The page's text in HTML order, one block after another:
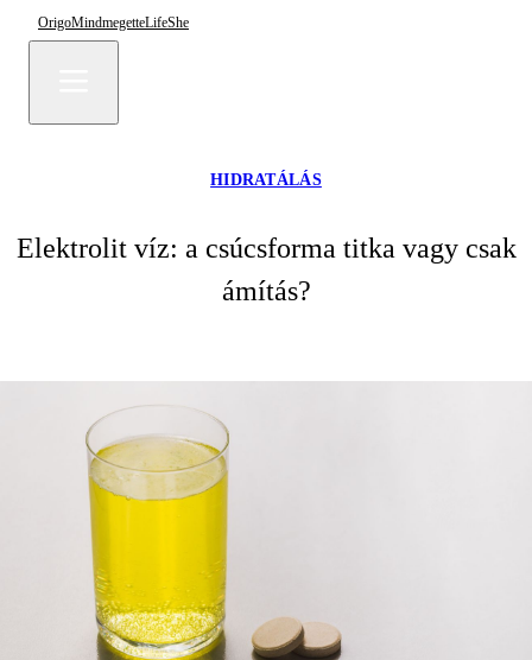
OrigoMindmegetteLifeShe
HIDRATÁLÁS
Elektrolit víz: a csúcsforma titka vagy csak
ámítás?